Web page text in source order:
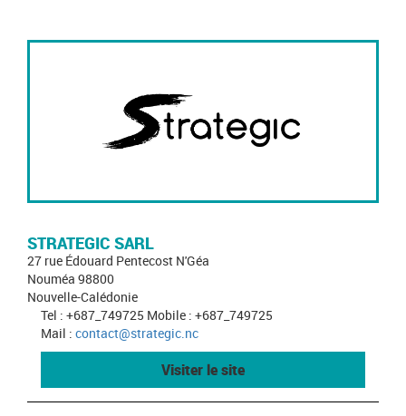
STRATEGIC SARL
27 rue Édouard Pentecost N'Géa
Nouméa 98800
Nouvelle-Calédonie
Tel : +687_749725 Mobile : +687_749725
Mail : contact@strategic.nc
Visiter le site